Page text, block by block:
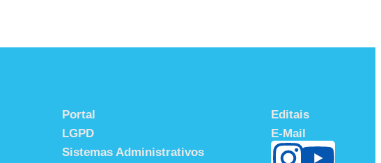
Portal
LGPD
Sistemas Administrativos
Editais
E-Mail